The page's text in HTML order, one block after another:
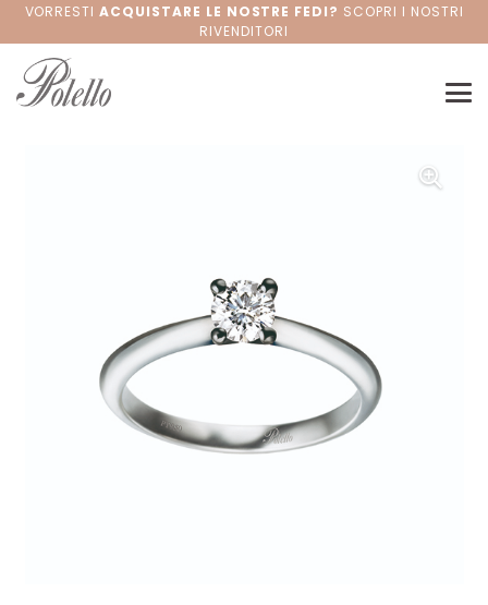
VORRESTIACQUISTARE LE NOSTRE FEDI? SCOPRI I NOSTRI
RIVENDITORI